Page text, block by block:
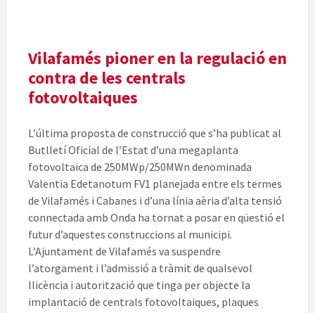
Vilafamés pioner en la regulació en
contra de les centrals
fotovoltaiques
L’última proposta de construcció que s’ha publicat al
Butlletí Oficial de l’Estat d’una megaplanta
fotovoltaica de 250MWp/250MWn denominada
Valentia Edetanotum FV1 planejada entre els termes
de Vilafamés i Cabanes i d’una línia aèria d’alta tensió
connectada amb Onda ha tornat a posar en qüestió el
futur d’aquestes construccions al municipi.
L’Ajuntament de Vilafamés va suspendre
l’atorgament i l’admissió a tràmit de qualsevol
llicència i autorització que tinga per objecte la
implantació de centrals fotovoltaiques, plaques